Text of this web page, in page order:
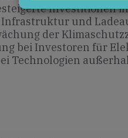
Investitionen
und
der
bei Investoren für
Technologien